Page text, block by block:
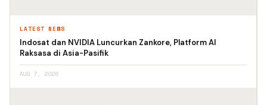
LATEST NEWS
Indosat dan NVIDIA Luncurkan Zankore, Platform AI
Raksasa di Asia-Pasifik
AUG 7, 2026